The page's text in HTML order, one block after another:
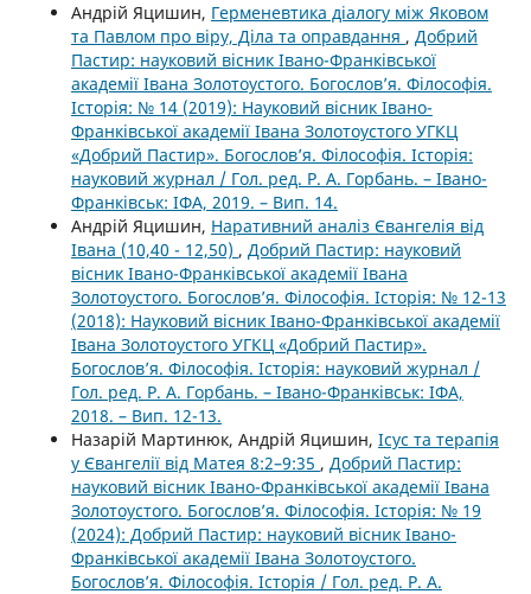
Андрій Яцишин, Герменевтика діалогу між Яковом
та Павлом про віру, Діла та оправдання , Добрий
Пастир: науковий вісник Івано-Франківської
академії Івана Золотоустого. Богослов’я. Філософія.
Історія: № 14 (2019): Науковий вісник Івано-
Франківської академії Івана Золотоустого УГКЦ
«Добрий Пастир». Богослов’я. Філософія. Історія:
науковий журнал / Гол. ред. Р. А. Горбань. – Івано-
Франківськ: ІФА, 2019. – Вип. 14.
Андрій Яцишин, Наративний аналіз Євангелія від
Івана (10,40 - 12,50) , Добрий Пастир: науковий
вісник Івано-Франківської академії Івана
Золотоустого. Богослов’я. Філософія. Історія: № 12-13
(2018): Науковий вісник Івано-Франківської академії
Івана Золотоустого УГКЦ «Добрий Пастир».
Богослов’я. Філософія. Історія: науковий журнал /
Гол. ред. Р. А. Горбань. – Івано-Франківськ: ІФА,
2018. – Вип. 12-13.
Назарій Мартинюк, Андрій Яцишин, Ісус та терапія
у Євангелії від Матея 8:2–9:35 , Добрий Пастир:
науковий вісник Івано-Франківської академії Івана
Золотоустого. Богослов’я. Філософія. Історія: № 19
(2024): Добрий Пастир: науковий вісник Івано-
Франківської академії Івана Золотоустого.
Богослов’я. Філософія. Історія / Гол. ред. Р. А.